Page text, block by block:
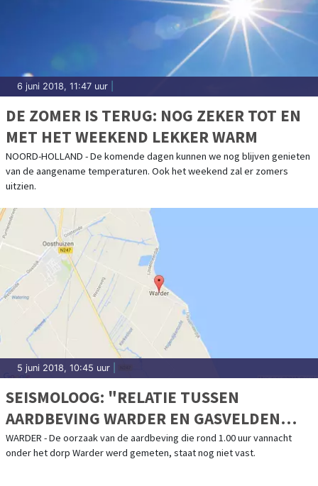
6 juni 2018, 11:47 uur
DE ZOMER IS TERUG: NOG ZEKER TOT EN
MET HET WEEKEND LEKKER WARM
NOORD-HOLLAND - De komende dagen kunnen we nog blijven genieten
van de aangename temperaturen. Ook het weekend zal er zomers
uitzien.
5 juni 2018, 10:45 uur
SEISMOLOOG: "RELATIE TUSSEN
AARDBEVING WARDER EN GASVELDEN
ONDERZOEKEN"
WARDER - De oorzaak van de aardbeving die rond 1.00 uur vannacht
onder het dorp Warder werd gemeten, staat nog niet vast.